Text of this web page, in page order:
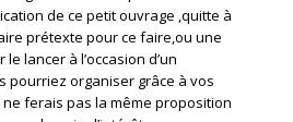
de ce petit ouvrage ,quitte à
prétexte pour ce faire,ou une
lancer à l’occasion d’un
pourriez organiser grâce à vos
ne ferais pas la même proposition